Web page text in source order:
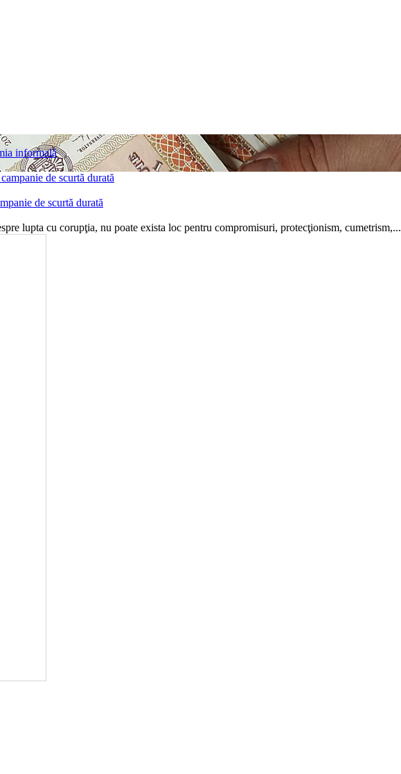
informală
de scurtă durată
lupta cu corupţia, nu poate exista loc pentru compromisuri, protecţionism, cu­metrism,...